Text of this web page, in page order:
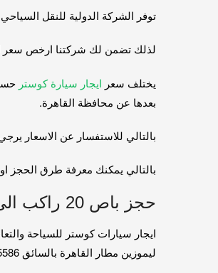
توفر الشركة الدولية للنقل
لذلك تضمن لك شركتنا ارخص سعر
يختلف سعر ايجار سيارة كوستر
بعدها عن محافظة القاهرة.
بالتالي للاستفسار عن الاسعار
بالتالي يمكنك معرفة طرق الحجز او
حجز باص 20 راكب الى الاسكندريه
ايجار سيارات كوستر للسياحة
ليموزين مطار القاهرة بالسائق 01115675586